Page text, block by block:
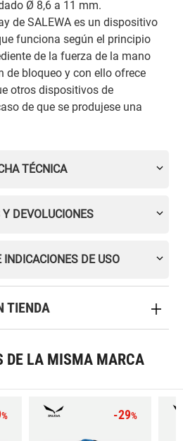
Ø 8,6 a 11 mm.
de SALEWA es un dispositivo
funciona según el principio
de la fuerza de la mano
de bloqueo y con ello ofrece
otros dispositivos de
de que se produjese una
TÉCNICA
Y DEVOLUCIONES
INDICACIONES DE USO
TIENDA
DE LA MISMA MARCA
% -29%